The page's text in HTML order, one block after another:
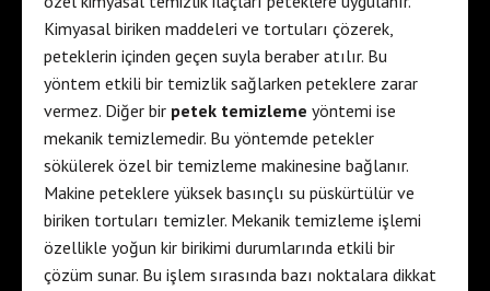
Kimyasal biriken maddeleri ve tortuları çözerek,
peteklerin içinden geçen suyla beraber atılır. Bu
yöntem etkili bir temizlik sağlarken peteklere zarar
vermez. Diğer bir petek temizleme yöntemi ise
mekanik temizlemedir. Bu yöntemde petekler
sökülerek özel bir temizleme makinesine bağlanır.
Makine peteklere yüksek basınçlı su püskürtülür ve
biriken tortuları temizler. Mekanik temizleme işlemi
özellikle yoğun kir birikimi durumlarında etkili bir
çözüm sunar. Bu işlem sırasında bazı noktalara dikkat